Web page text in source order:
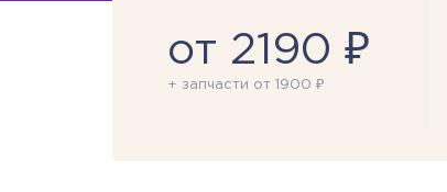
от 2190 ₽
+ запчасти от 1900 ₽